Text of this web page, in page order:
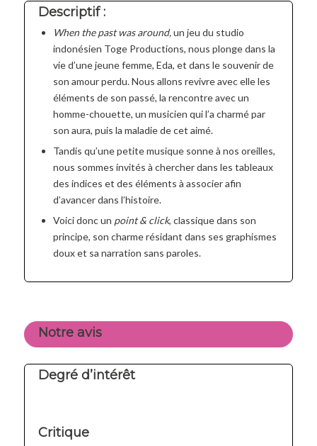
Descriptif :
When the past was around,un jeu du studio
indonésien Toge Productions, nous plonge dans la
vie d’une jeune femme, Eda, et dans le souvenir de
son amour perdu. Nous allons revivre avec elle les
éléments de son passé, la rencontre avec un
homme-chouette, un musicien qui l’a charmé par
son aura, puis la maladie de cet aimé.
Tandis qu’une petite musique sonne à nos oreilles,
nous sommes invités à chercher dans les tableaux
des indices et des éléments à associer afin
d’avancer dans l’histoire.
Voici donc un point & click, classique dans son
principe, son charme résidant dans ses graphismes
doux et sa narration sans paroles.
Notre avis
Degré d’intérêt
Critique